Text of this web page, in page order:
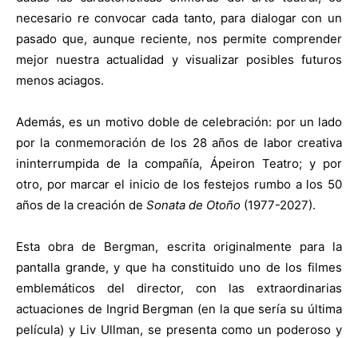
necesario re convocar cada tanto, para dialogar con un
pasado que, aunque reciente, nos permite comprender
mejor nuestra actualidad y visualizar posibles futuros
menos aciagos.
Además, es un motivo doble de celebración: por un lado
por la conmemoración de los 28 años de labor creativa
ininterrumpida de la compañía, Ápeiron Teatro; y por
otro, por marcar el inicio de los festejos rumbo a los 50
años de la creación de Sonata de Otoño (1977-2027).
Esta obra de Bergman, escrita originalmente para la
pantalla grande, y que ha constituido uno de los filmes
emblemáticos del director, con las extraordinarias
actuaciones de Ingrid Bergman (en la que sería su última
película) y Liv Ullman, se presenta como un poderoso y